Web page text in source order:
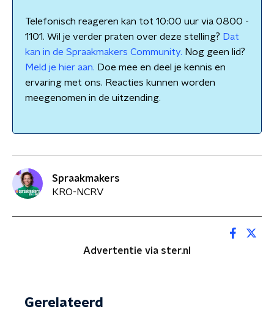
Telefonisch reageren kan tot 10:00 uur via 0800 -
1101. Wil je verder praten over deze stelling? Dat
kan in de Spraakmakers Community. Nog geen lid?
Meld je hier aan. Doe mee en deel je kennis en
ervaring met ons. Reacties kunnen worden
meegenomen in de uitzending.
Spraakmakers
KRO-NCRV
Advertentie via ster.nl
Gerelateerd